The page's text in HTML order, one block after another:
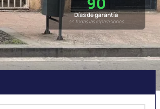
Días de garantía
en todas las reparaciones